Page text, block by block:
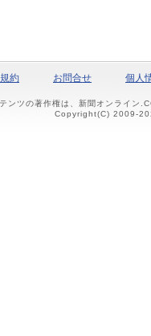
約 お問合せ 個人
ンツの著作権は、新聞オンライン
Copyright(C) 2009-